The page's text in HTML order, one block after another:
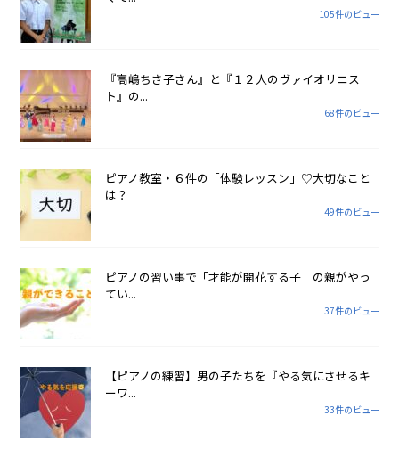
105件のビュー
『高嶋ちさ子さん』と『１２人のヴァイオリニス
ト』の...
68件のビュー
ピアノ教室・６件の「体験レッスン」♡大切なこと
は？
49件のビュー
ピアノの習い事で「才能が開花する子」の親がやっ
てい...
37件のビュー
【ピアノの練習】男の子たちを『やる気にさせるキ
ーワ...
33件のビュー